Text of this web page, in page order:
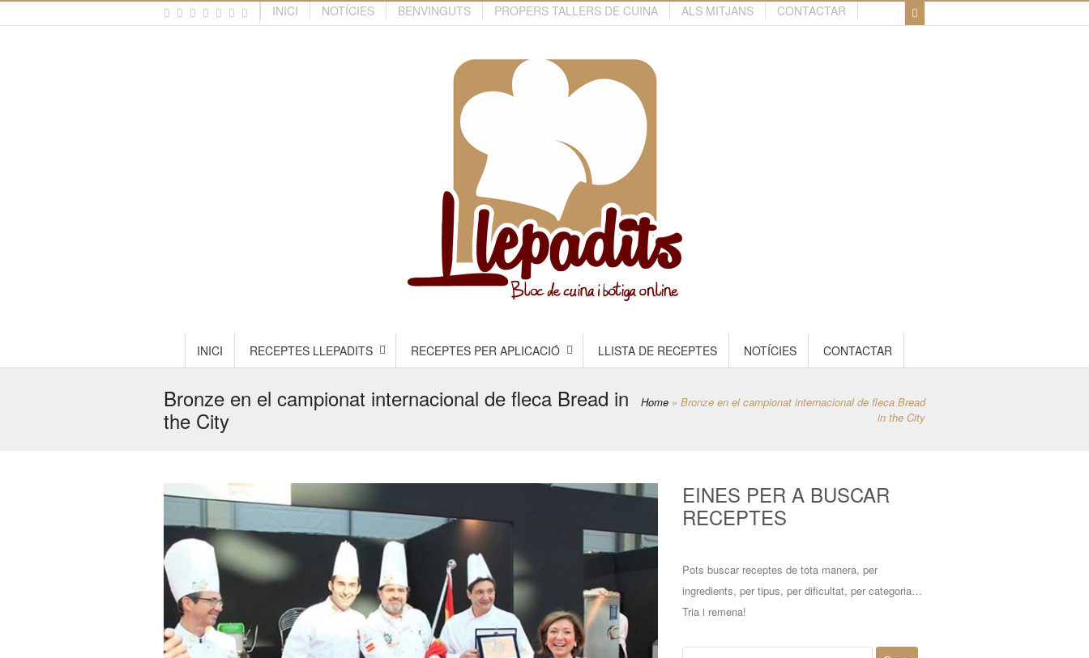
INICI NOTÍCIES BENVINGUTS PROPERS TALLERS DE CUINA ALS MITJANS CONTACTAR
INICI RECEPTES LLEPADITS RECEPTES PER APLICACIÓ LLISTA DE RECEPTES NOTÍCIES CONTACTAR
Bronze en el campionat internacional de fleca Bread in
the City
Home » Bronze en el campionat internacional de fleca Bread
in the City
EINES PER A BUSCAR
RECEPTES
Pots buscar receptes de tota manera, per
ingredients, per tipus, per dificultat, per categoria…
Tria i remena!